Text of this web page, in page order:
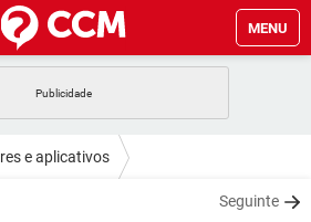
MENU
FACEBOOK
WHATSAPP
e aplicativos
Seguinte